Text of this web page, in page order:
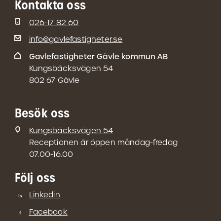
Kontakta oss
026-17 82 60
info@gavlefastigheter.se
Gavlefastigheter Gävle kommun AB
Kungsbäcksvägen 54
802 67 Gävle
Besök oss
Kungsbäcksvägen 54
Receptionen är öppen måndag-fredag
07.00-16.00
Följ oss
Linkedin
Facebook